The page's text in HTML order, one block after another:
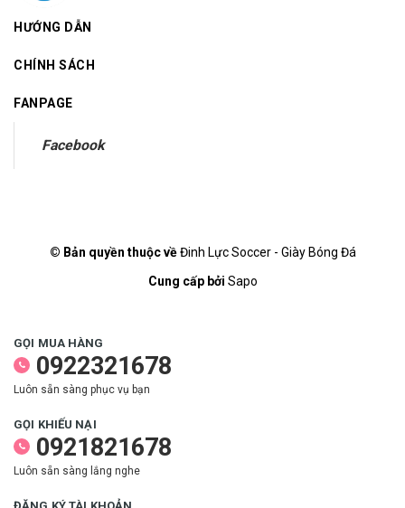
HƯỚNG DẪN
CHÍNH SÁCH
FANPAGE
Facebook
© Bản quyền thuộc vềĐinh Lực Soccer - Giày Bóng Đá
Cung cấp bởi Sapo
GỌI MUA HÀNG
0922321678
Luôn sẵn sàng phục vụ bạn
GỌI KHIẾU NẠI
0921821678
Luôn sẵn sàng lắng nghe